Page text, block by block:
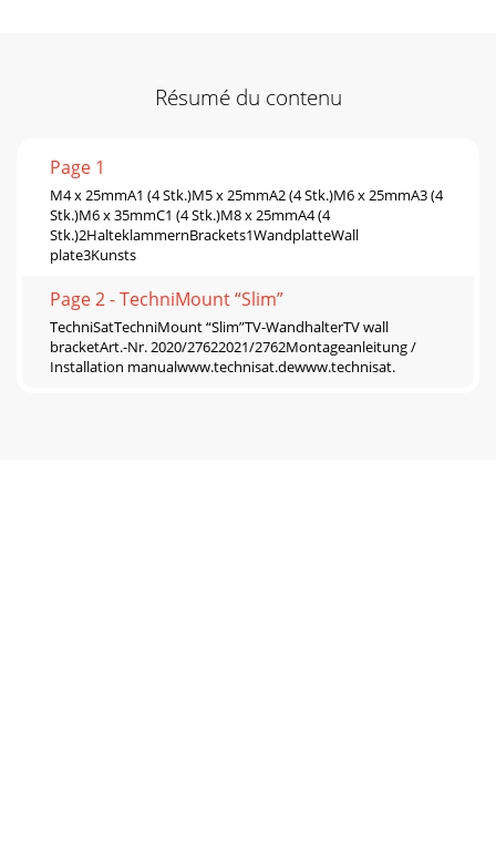
Résumé du contenu
Page 1
M4 x 25mmA1 (4 Stk.)M5 x 25mmA2 (4 Stk.)M6 x 25mmA3 (4
Stk.)M6 x 35mmC1 (4 Stk.)M8 x 25mmA4 (4
Stk.)2HalteklammernBrackets1WandplatteWall
plate3Kunsts
Page 2 - TechniMount “Slim”
TechniSatTechniMount “Slim”TV-WandhalterTV wall
bracketArt.-Nr. 2020/27622021/2762Montageanleitung /
Installation manualwww.technisat.dewww.technisat.